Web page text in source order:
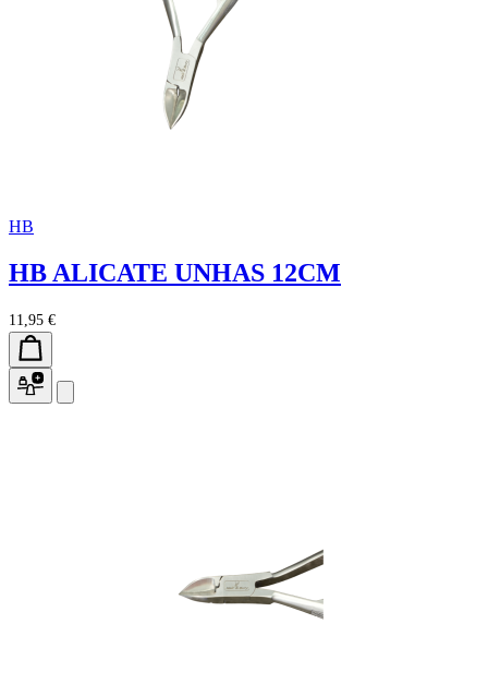
HB
HB ALICATE UNHAS 12CM
11,95 €